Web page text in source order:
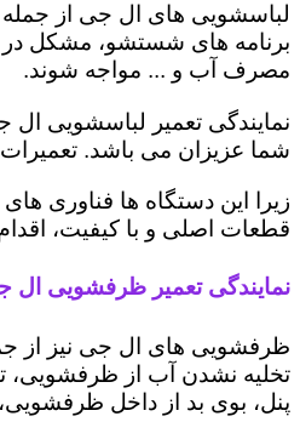
لباسشویی های ال جی از جمله
برنامه های شستشو، مشکل
مصرف آب و ... مواجه شوند.
نمایندگی تعمیر لباسشویی ال
شما عزیزان می باشد.
زیرا این دستگاه ها فناوری
قطعات اصلی و با کیفیت،
نمایندگی تعمیر ظرفشویی ال
ظرفشویی های ال جی نیز از
تخلیه نشدن آب از ظرفشویی،
پنل، بوی بد از داخل